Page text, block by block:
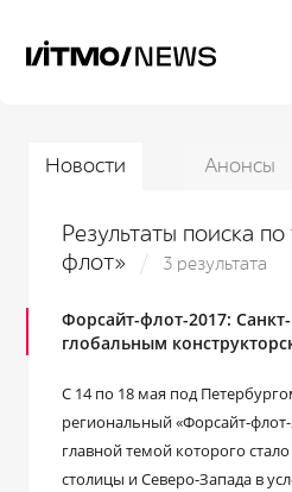
Новости Анонсы
Результаты поиска
флот»
3 результата
Форсайт-флот-2017:
глобальным
С 14 по 18 мая под
региональный «Форсайт-
главной темой которого
столицы и Северо-Запада в